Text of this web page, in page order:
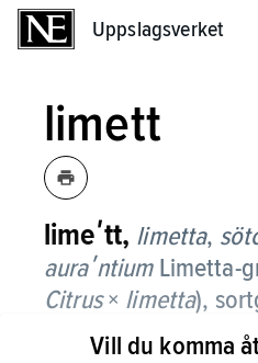
Uppslagsverket
limett
limeʹtt, limetta,
auraʹntiumLimetta-
Citrus× limetta),
vinruteväxter.
Vill du komma